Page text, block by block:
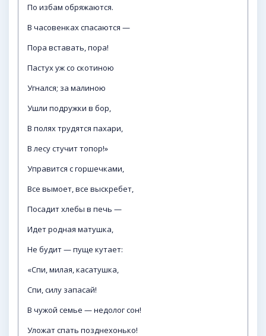
По избам обряжаются.
В часовенках спасаются —
Пора вставать, пора!
Пастух уж со скотиною
Угнался; за малиною
Ушли подружки в бор,
В полях трудятся пахари,
В лесу стучит топор!»
Управится с горшечками,
Все вымоет, все выскребет,
Посадит хлебы в печь —
Идет родная матушка,
Не будит — пуще кутает:
«Спи, милая, касатушка,
Спи, силу запасай!
В чужой семье — недолог сон!
Уложат спать позднехонько!